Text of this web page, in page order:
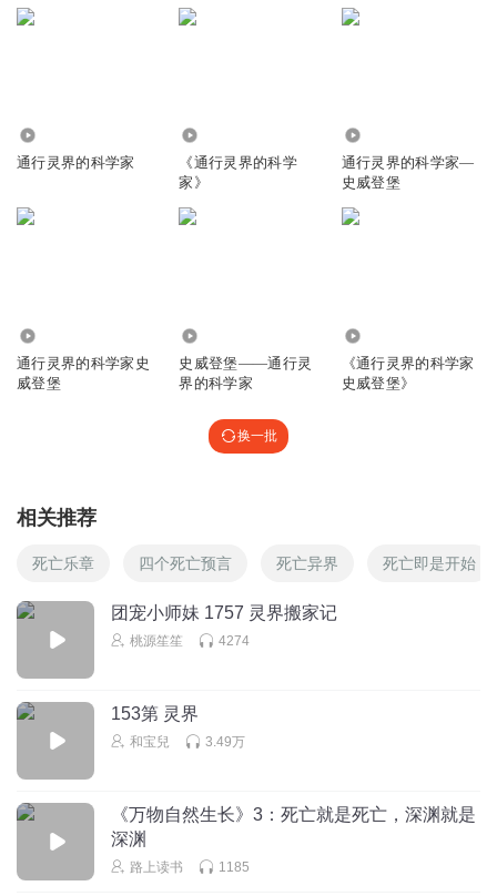
通行灵界的科学家
《通行灵界的科学
家》
通行灵界的科学家—
史威登堡
通行灵界的科学家史
威登堡
史威登堡——通行灵
界的科学家
《通行灵界的科学家
史威登堡》
换一批
相关推荐
死亡乐章 四个死亡预言 死亡异界 死亡即是开始
团宠小师妹 1757 灵界搬家记
桃源笙笙 4274
153第 灵界
和宝兒 3.49万
《万物自然生长》3：死亡就是死亡，深渊就是
深渊
路上读书 1185